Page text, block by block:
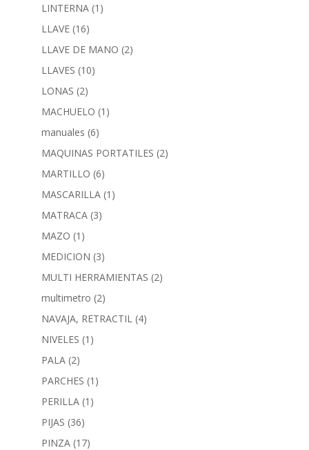
LINTERNA (1)
LLAVE (16)
LLAVE DE MANO (2)
LLAVES (10)
LONAS (2)
MACHUELO (1)
manuales (6)
MAQUINAS PORTATILES (2)
MARTILLO (6)
MASCARILLA (1)
MATRACA (3)
MAZO (1)
MEDICION (3)
MULTI HERRAMIENTAS (2)
multimetro (2)
NAVAJA, RETRACTIL (4)
NIVELES (1)
PALA (2)
PARCHES (1)
PERILLA (1)
PIJAS (36)
PINZA (17)